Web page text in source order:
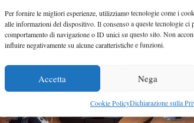
Per fornire le migliori esperienze, utilizziamo tecnologie come i
alle informazioni del dispositivo. Il consenso a queste tecnologie ci
comportamento di navigazione o ID unici su questo sito. Non
influire negativamente su alcune caratteristiche e funzioni.
Accetta Nega
Cookie PolicyDichiarazione sulla